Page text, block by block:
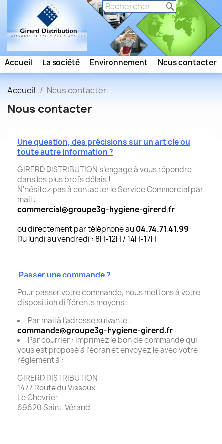

Accueil La société Environnement Nous contacter
Accueil Nous contacter
Nous contacter
Une question, des précisions sur un article ou
toute autre information ?
GIRERD DISTRIBUTION s’engage à vous répondre
dans les plus brefs délais !
N'hésitez pas à contacter le Service Commercial par
mail :
commercial@groupe3g-hygiene-girerd.fr
ou directement par téléphone au04.74.71.41.99
Du lundi au vendredi : 8H-12H / 14H-17H
Passer une commande ?
Pour passer votre commande, nous mettons à votre
disposition différents moyens :
Par mail à l’adresse suivante :
commande@groupe3g-hygiene-girerd.fr
Par courrier : imprimez le bon de commande qui
vous est proposé à l’écran et envoyez le avec votre
règlement à :
GIRERD DISTRIBUTION
1477 Route du Vissoux
Le Chevrier
69620 Saint-Vérand